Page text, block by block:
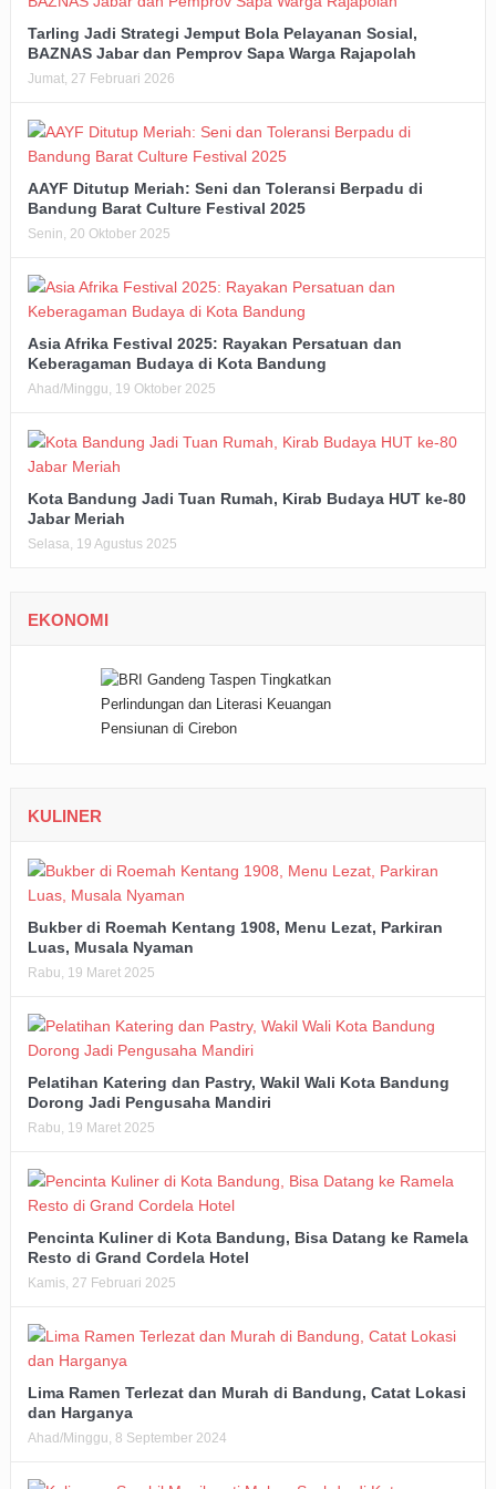
Tarling Jadi Strategi Jemput Bola Pelayanan Sosial,
BAZNAS Jabar dan Pemprov Sapa Warga Rajapolah
Jumat, 27 Februari 2026
AAYF Ditutup Meriah: Seni dan Toleransi Berpadu di
Bandung Barat Culture Festival 2025
Senin, 20 Oktober 2025
Asia Afrika Festival 2025: Rayakan Persatuan dan
Keberagaman Budaya di Kota Bandung
Ahad/Minggu, 19 Oktober 2025
Kota Bandung Jadi Tuan Rumah, Kirab Budaya HUT ke-80
Jabar Meriah
Selasa, 19 Agustus 2025
EKONOMI
KULINER
Bukber di Roemah Kentang 1908, Menu Lezat, Parkiran
Luas, Musala Nyaman
Rabu, 19 Maret 2025
Pelatihan Katering dan Pastry, Wakil Wali Kota Bandung
Dorong Jadi Pengusaha Mandiri
Rabu, 19 Maret 2025
Pencinta Kuliner di Kota Bandung, Bisa Datang ke Ramela
Resto di Grand Cordela Hotel
Kamis, 27 Februari 2025
Lima Ramen Terlezat dan Murah di Bandung, Catat Lokasi
dan Harganya
Ahad/Minggu, 8 September 2024